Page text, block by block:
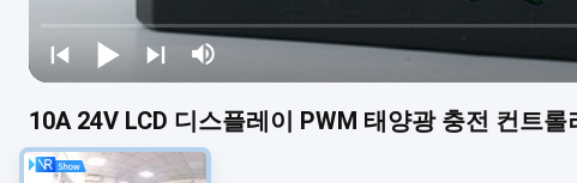
10A 24V LCD 디스플레이 PWM 태양광 충전 컨트